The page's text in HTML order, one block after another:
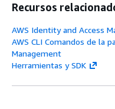
Recursos
AWS Identity and Access
AWS CLI Comandos de la
Management
Herramientas y SDK